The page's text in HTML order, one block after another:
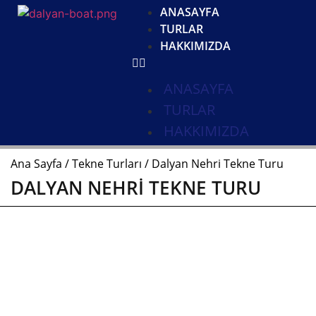
ANASAYFA
TURLAR
HAKKIMIZDA
ANASAYFA
TURLAR
HAKKIMIZDA
Ana Sayfa /Tekne Turları / Dalyan Nehri Tekne Turu
DALYAN NEHRI TEKNE TURU